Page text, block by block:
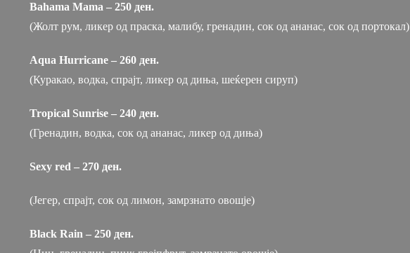
Bahama Mama – 250 ден.
(Жолт рум, ликер од праска, малибу, гренадин, сок од ананас, сок од портокал)
Aqua Hurricane – 260 ден.
(Куракао, водка, спрајт, ликер од диња, шеќерен сируп)
Tropical Sunrise – 240 ден.
(Гренадин, водка, сок од ананас, ликер од диња)
Sexy red – 270 ден.
(Јегер, спрајт, сок од лимон, замрзнато овошје)
Black Rain – 250 ден.